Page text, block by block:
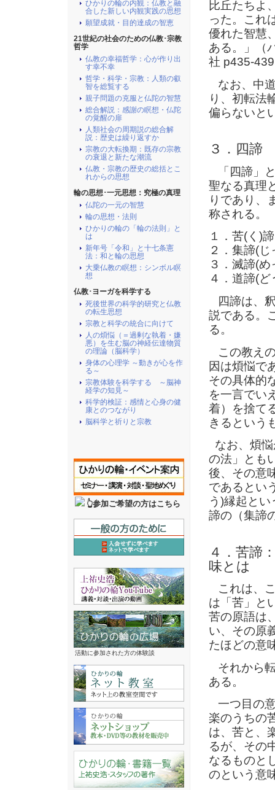
比丘たちよ
った。これ
優れた智慧
ある。」（
社 p435-
なお、中
り、初転法
偏らないと
３．四諦
「四諦」
聖なる真理
りであり、
称される。
１．苦(く)
２．集諦(
３．滅諦(
４．道諦(
四諦は、
説である。
る。
この教え
因は煩悩で
その具体的
を一言でい
着）を捨て
きるという
なお、煩
の法」とも
後、その意
であるとい
う)縁起と
諦の（集諦
４．苦諦
味とは
これは、
は「苦」と
苦の原語は
い、その原
たほどの意
それから
ある。
一つ目の
楽のうちの
は、苦と、
るが、その
なるものと
のという意
ひかりの輪の内観：仏教と融
合した新しい内観実践の思想
願望成就・目的達成の智恵
21世紀の社会のための仏教･宗教
哲学
仏教の幸福哲学：心が作り出
す幸不幸
哲学・科学・宗教：人類の叡
智を総覧する
親子問題の克服と仏陀の智慧
総合解説：感謝の瞑想・仏陀
の覚醒の扉
人類社会の周期説の総合解
説：歴史は繰り返すか
宗教の大転換期：既存の宗教
の衰退と新たな潮流
仏教・宗教の歴史の総括とこ
れからの思想
輪の思想･一元思想：究極の真理
仏陀の一元の智慧
輪の思想・法則
ひかりの輪の「輪の法則」と
は
新年号「令和」と十七条憲
法：和と輪の思想
大乗仏教の瞑想：シンボル瞑
想
仏教･ヨーガを科学する
死後世界の科学的研究と仏教
の転生思想
宗教と科学の統合に向けて
人の煩悩（＝過剰な執着・嫌
悪）を生む脳の神経伝達物質
の理論（脳科学）
身体の心理学 ～動きが心を作
る～
宗教体験を科学する ～脳神
経学の知見～
科学的検証：感情と心身の健
康とのつながり
脳科学と祈りと宗教
👆参加ご希望の方はこちら
活動に参加された方の体験談